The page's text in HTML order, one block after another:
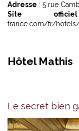
Adresse : 5 rue
Site
france.com/fr/
Hôtel Mathis
Le secret bien